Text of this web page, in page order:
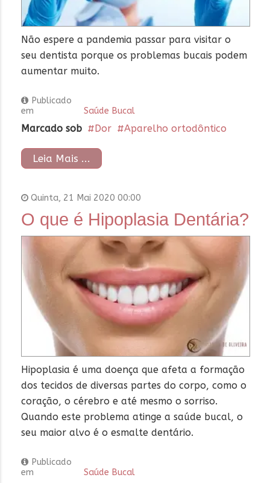
Não espere a pandemia passar para visitar o
seu dentista porque os problemas bucais podem
aumentar muito.
Publicado
em
Saúde Bucal
Marcado sob Dor Aparelho ortodôntico
Leia Mais ...
Quinta, 21 Mai 2020 00:00
O que é Hipoplasia Dentária?
Hipoplasia é uma doença que afeta a formação
dos tecidos de diversas partes do corpo, como o
coração, o cérebro e até mesmo o sorriso.
Quando este problema atinge a saúde bucal, o
seu maior alvo é o esmalte dentário.
Publicado
em
Saúde Bucal